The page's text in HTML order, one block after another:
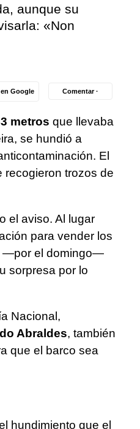
aunque su
«Non
Google Comentar ·
metros que llevaba
se hundió a
El
recogieron trozos de
el aviso. Al lugar
para vender los
—por el domingo—
sorpresa por lo
Nacional,
Abraldes, también
que el barco sea
hundimiento que el